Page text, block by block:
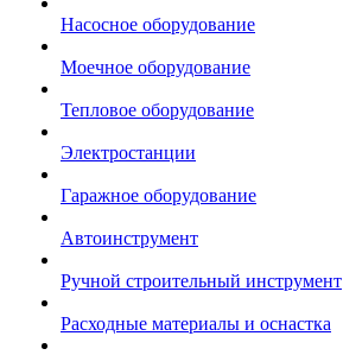
Насосное оборудование
Моечное оборудование
Тепловое оборудование
Электростанции
Гаражное оборудование
Автоинструмент
Ручной строительный инструмент
Расходные материалы и оснастка